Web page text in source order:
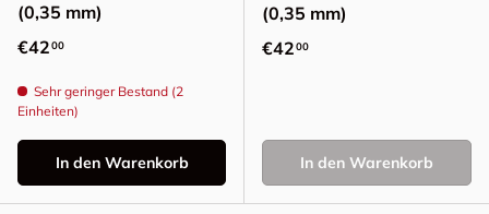
(0,35 mm)
Normaler Preis
€4200
Sehr geringer Bestand (2
Einheiten)
In den Warenkorb
(0,35 mm)
Normaler Preis
€4200
In den Warenkorb